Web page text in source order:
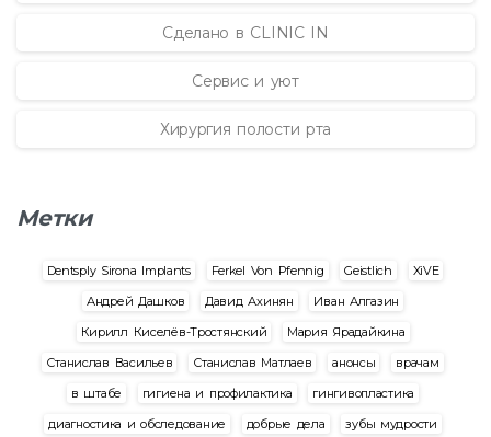
Сделано в CLINIC IN
Сервис и уют
Хирургия полости рта
Метки
Dentsply Sirona Implants Ferkel Von Pfennig Geistlich
XiVE
Андрей Дашков
Давид Ахинян
Иван Алгазин
Кирилл Киселёв-Тростянский
Мария Ярадайкина
Станислав Васильев
Станислав Матлаев анонсы
врачам
в штабе
гигиена и профилактика
гингивопластика
диагностика и обследование
добрые дела
зубы мудрости